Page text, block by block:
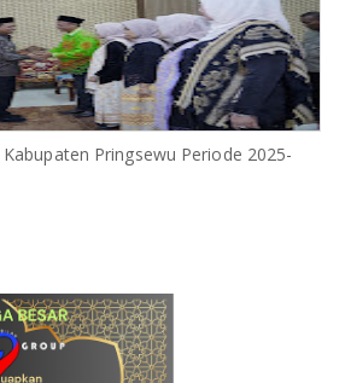
Pringsewu Periode 2025-